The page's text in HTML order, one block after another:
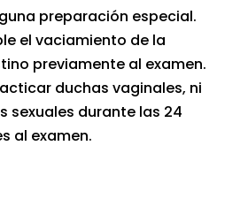
preparación especial.
el vaciamiento de la
previamente al examen.
duchas vaginales, ni
sexuales durante las 24
al examen.